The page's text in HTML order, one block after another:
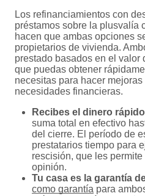
Los refinanciamientos con
préstamos sobre la plusvalía
hacen que ambas opciones
propietarios de vivienda.
prestado basados en el valor
que puedas obtener
necesitas para hacer
necesidades financieras.
Recibes el dinero
suma total en efectivo
del cierre. El período de
prestatarios tiempo para
rescisión, que les
opinión.
Tu casa es la garantía
como garantía para